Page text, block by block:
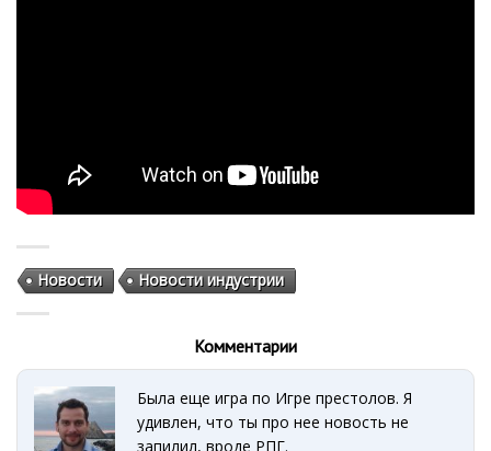
Новости Новости индустрии
Комментарии
Была еще игра по Игре престолов. Я
удивлен, что ты про нее новость не
запилил, вроде РПГ.